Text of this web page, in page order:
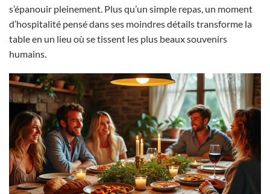
s’épanouir pleinement. Plus qu’un simple repas, un moment
d’hospitalité pensé dans ses moindres détails transforme la
table en un lieu où se tissent les plus beaux souvenirs
humains.